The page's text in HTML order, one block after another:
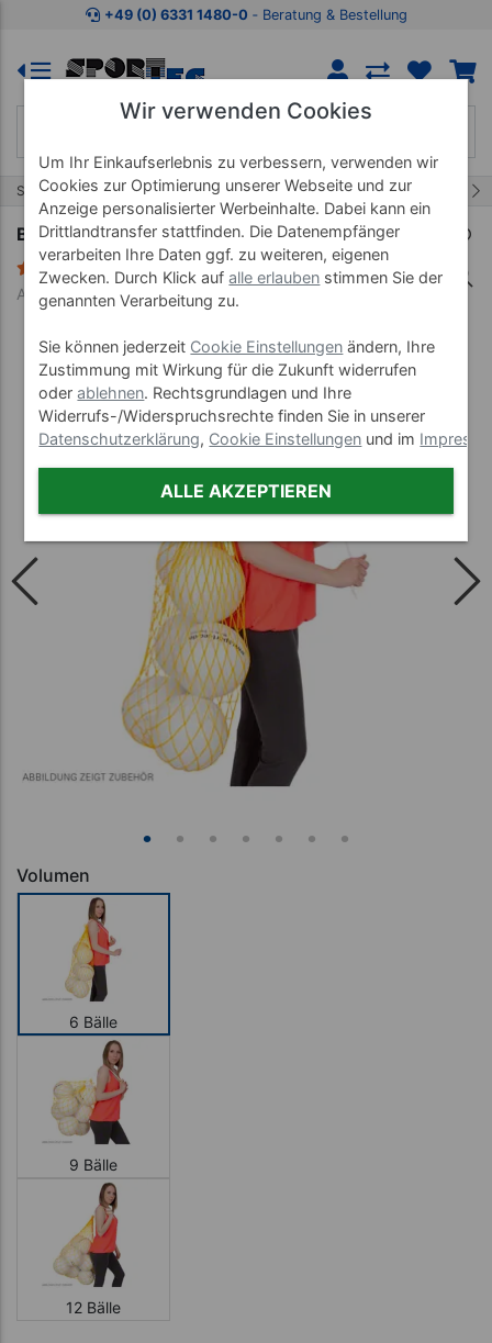
Zum Kaufbereich springen Zur Produktbeschreibung
+49 (0) 6331 1480-0 ‐ Beratung & Bestellung
Start Aufbewahrungshilfen Ballnetze & Ballschalen
Ballnetz für 6 Bälle, gelb
3 Bewertungen
Art-Nr. 18010
Volumen
6 Bälle
9 Bälle
12 Bälle
Wir verwenden Cookies
Um Ihr Einkaufserlebnis zu verbessern, verwenden wir
Cookies zur Optimierung unserer Webseite und zur
Anzeige personalisierter Werbeinhalte. Dabei kann ein
Drittlandtransfer stattfinden. Die Datenempfänger
verarbeiten Ihre Daten ggf. zu weiteren, eigenen
Zwecken. Durch Klick aufalle erlauben stimmen Sie der
genannten Verarbeitung zu.
Sie können jederzeit Cookie Einstellungen ändern, Ihre
Zustimmung mit Wirkung für die Zukunft widerrufen
oderablehnen. Rechtsgrundlagen und Ihre
Widerrufs-/Widerspruchsrechte finden Sie in unserer
Datenschutzerklärung, Cookie Einstellungen und im
ALLE AKZEPTIEREN